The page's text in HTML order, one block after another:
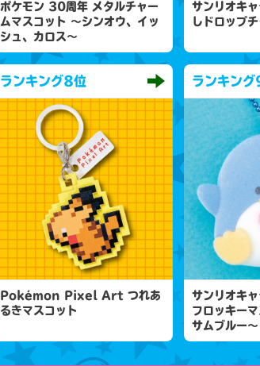
ポケモン 30周年 メタルチャー
ムマスコット 〜シンオウ、イッ
シュ、カロス〜
サンリオキ
しドロップ
ランキング8位
Pokémon Pixel Art つれあ
るきマスコット
ランキング
サンリオキ
フロッキー
サムブルー～